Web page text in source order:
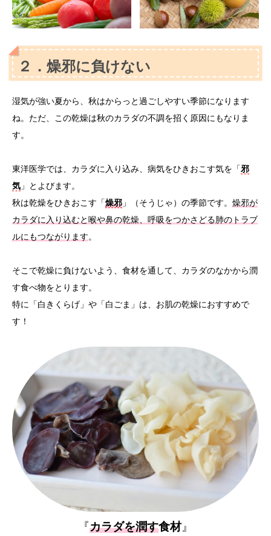
２． 燥邪に負けない
湿気が強い夏から、秋はからっと過ごしやすい季節になります
ね。ただ、この乾燥は秋のカラダの不調を招く原因にもなりま
す。
東洋医学では、カラダに入り込み、病気をひきおこす気を「邪
気 」とよびます。
秋は乾燥をひきおこす「燥邪 」（そうじゃ）の季節です。 燥邪が
カラダに入り込むと喉や鼻の乾燥、呼吸をつかさどる肺のトラブ
ルにもつながります。
そこで乾燥に負けないよう、食材を通して、カラダのなかから潤
す食べ物をとります。
特に「白きくらげ」や「白ごま」は、お肌の乾燥におすすめで
す！
『カラダを潤す食材』